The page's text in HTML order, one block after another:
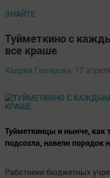
ЗНАЙТЕ
Туйметкино с
все краше
Кадрия Гамирова, 17
Туйметкинцы и нынче, как
подсохла, навели порядок
Работники бюджетных